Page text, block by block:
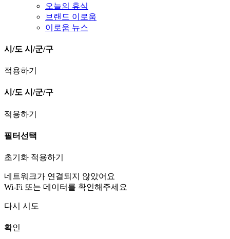
오늘의 휴식
브랜드 이로움
이로움 뉴스
시/도 시/군/구
적용하기
시/도 시/군/구
적용하기
필터선택
초기화 적용하기
네트워크가 연결되지 않았어요
Wi-Fi 또는 데이터를 확인해주세요
다시 시도
확인